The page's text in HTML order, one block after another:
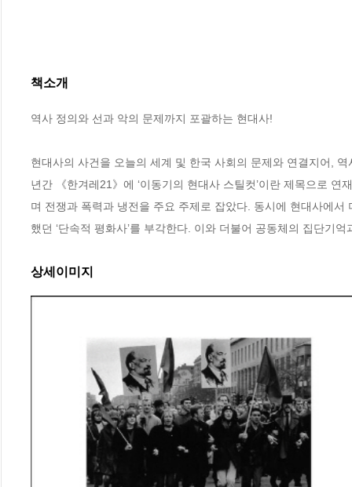
책소개
역사 정의와 선과 악의 문제까지 포괄하는 현대사!
현대사의 사건을 오늘의 세계 및 한국 사회의 문제와 연결지어,
년간 《한겨레21》에 ‘이동기의 현대사 스틸컷’이란 제목으로
며 전쟁과 폭력과 냉전을 주요 주제로 잡았다. 동시에 현대사에
했던 ‘단속적 평화사’를 부각한다. 이와 더불어 공동체의 집단기
상세이미지